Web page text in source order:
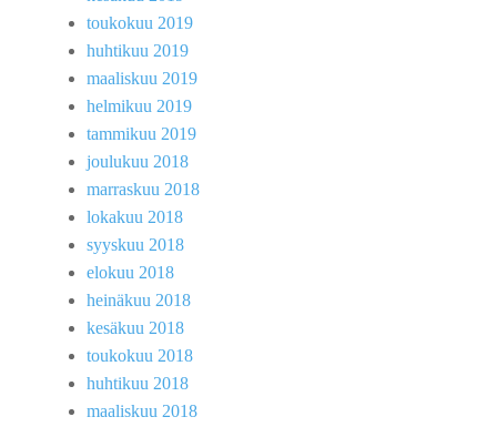
toukokuu 2019
huhtikuu 2019
maaliskuu 2019
helmikuu 2019
tammikuu 2019
joulukuu 2018
marraskuu 2018
lokakuu 2018
syyskuu 2018
elokuu 2018
heinäkuu 2018
kesäkuu 2018
toukokuu 2018
huhtikuu 2018
maaliskuu 2018